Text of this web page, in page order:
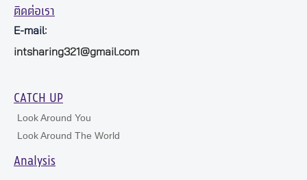
ติดต่อเรา
E-mail:
intsharing321@gmail.com
CATCH UP
Look Around You
Look Around The World
Analysis